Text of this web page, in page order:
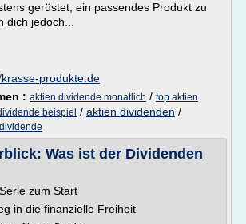
gerüstet, ein passendes Produkt zu
dich jedoch...
produkte.de
: aktien dividende monatlich / top aktien
beispiel / aktien dividenden /
Was ist der Dividenden
zum Start
in die finanzielle Freiheit